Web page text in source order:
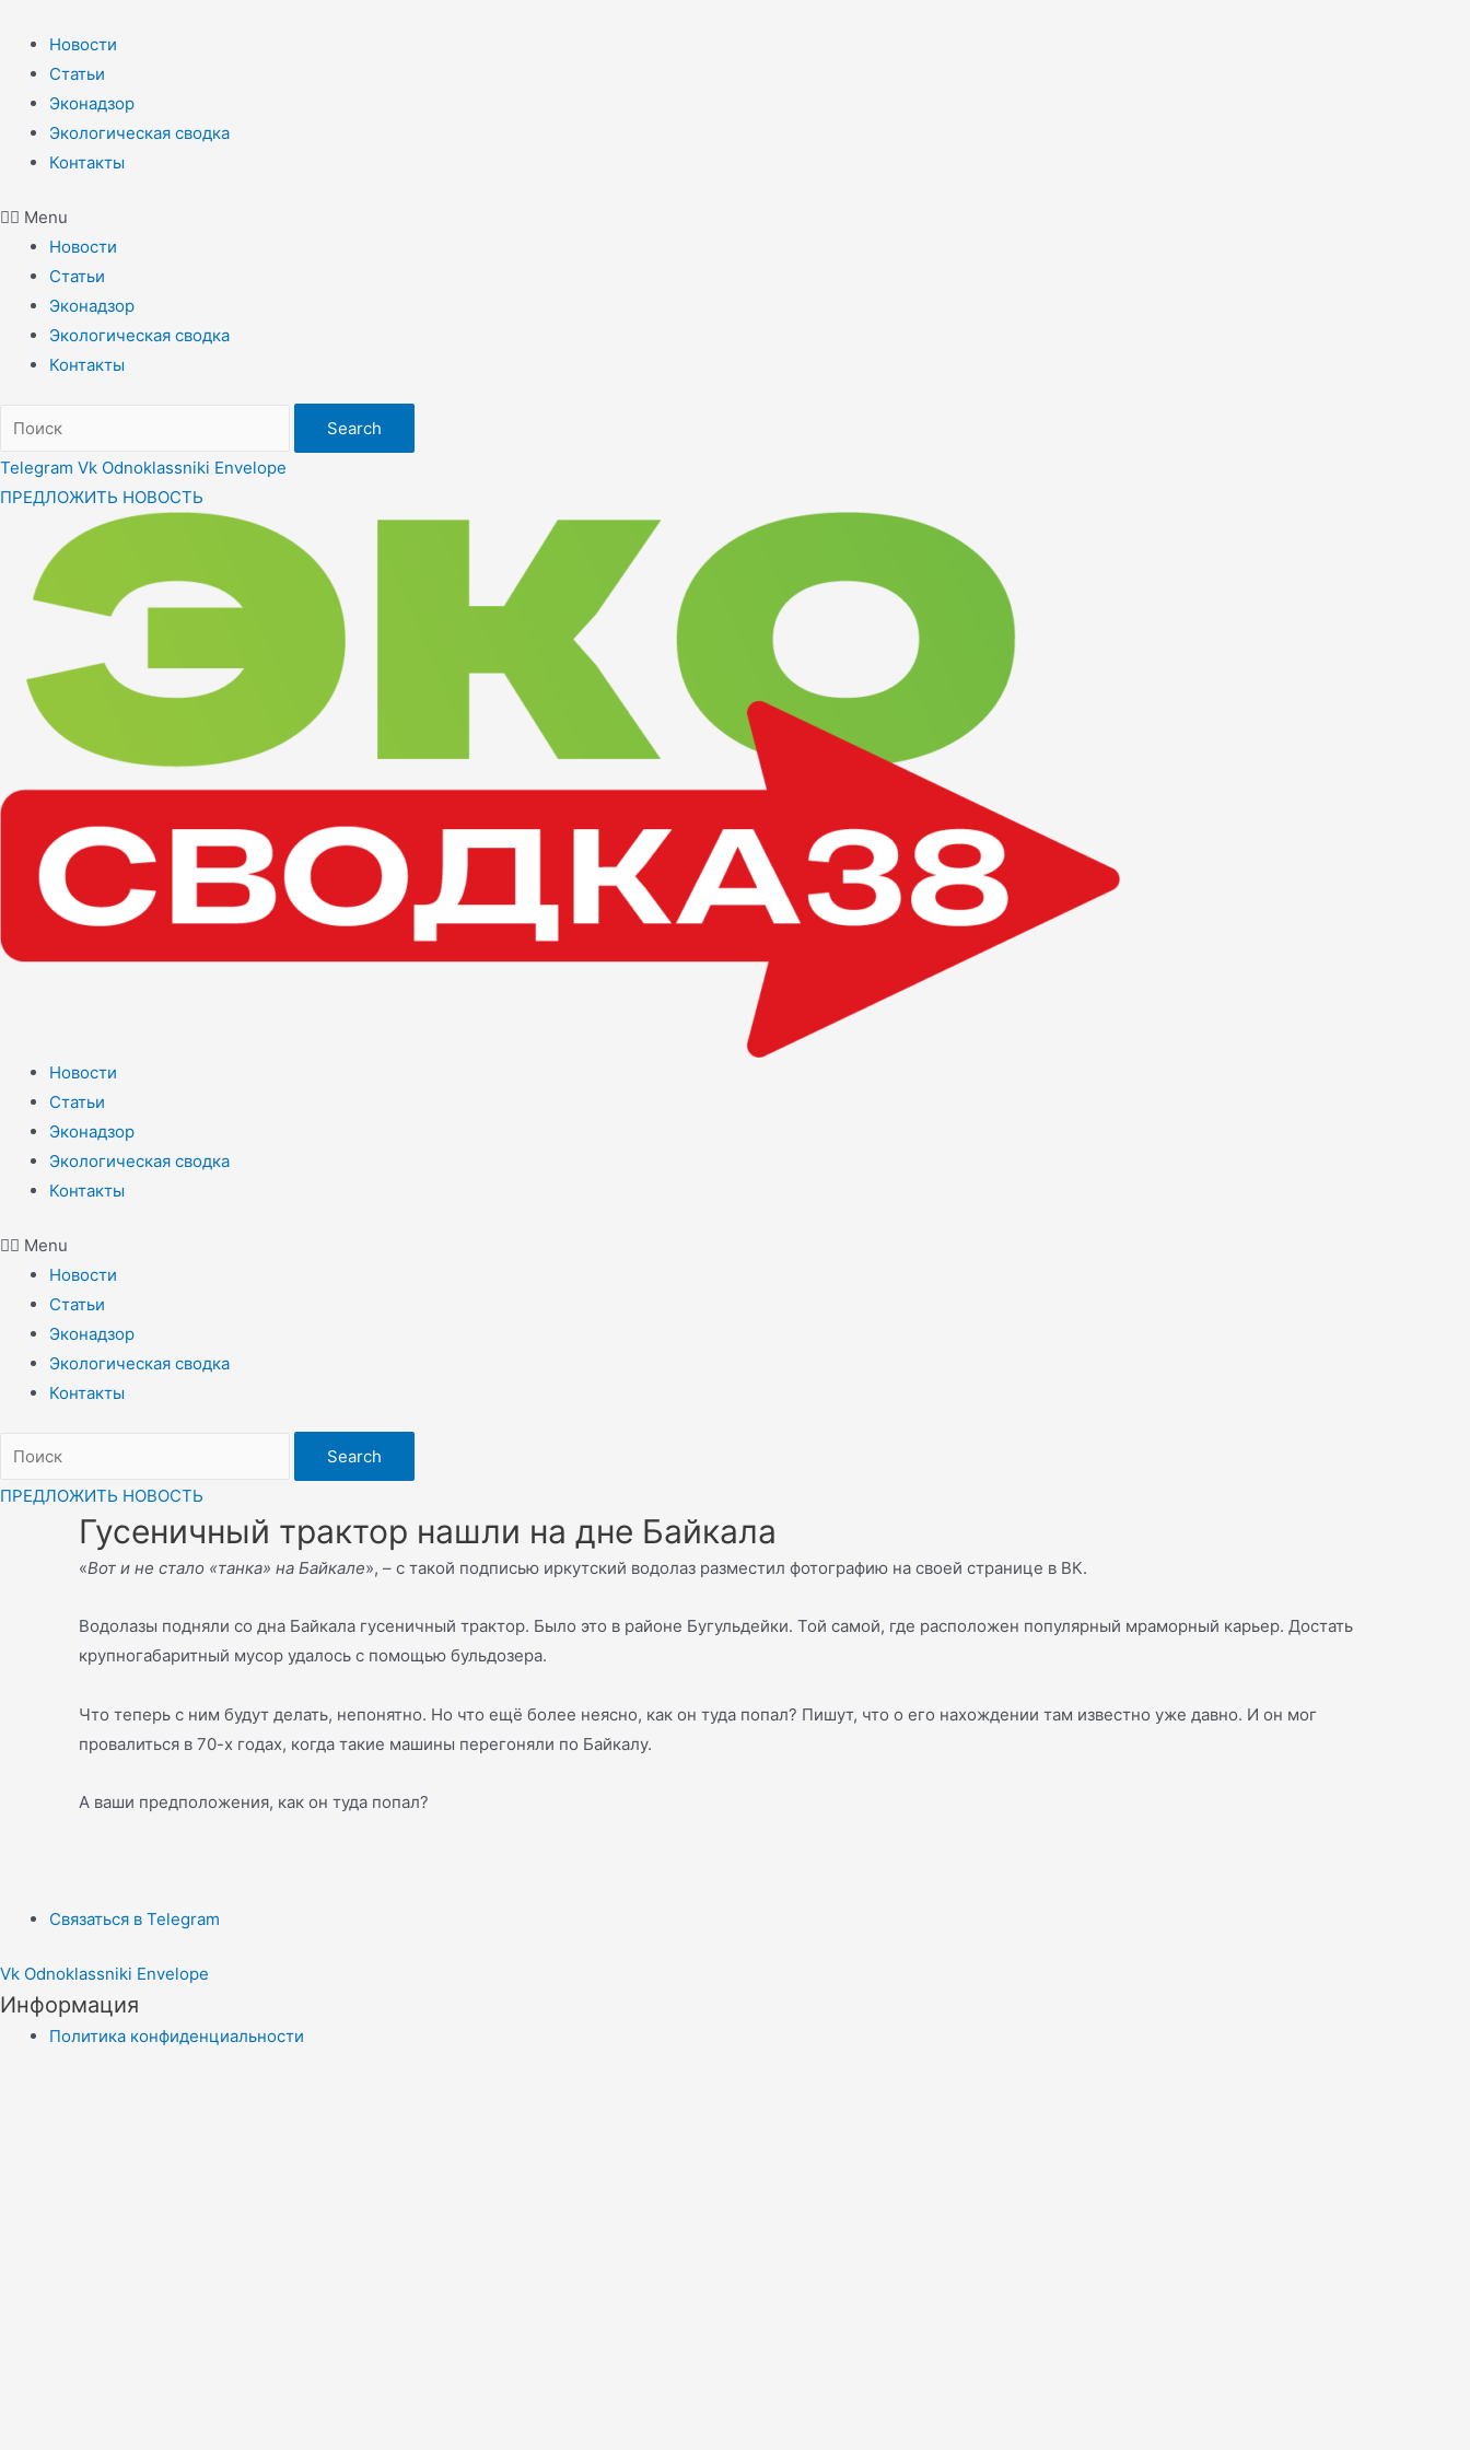
содержимому
Новости
Статьи
Эконадзор
Экологическая сводка
Контакты
Menu
Новости
Статьи
Эконадзор
Экологическая сводка
Контакты
Search
Telegram Vk Odnoklassniki Envelope
ПРЕДЛОЖИТЬ НОВОСТЬ
Новости
Статьи
Эконадзор
Экологическая сводка
Контакты
Menu
Новости
Статьи
Эконадзор
Экологическая сводка
Контакты
Search
ПРЕДЛОЖИТЬ НОВОСТЬ
Гусеничный трактор нашли на дне Байкала
«Вот и не стало «танка» на Байкале», – с такой подписью иркутский водолаз разместил фотографию на своей странице в ВК.
Водолазы подняли со дна Байкала гусеничный трактор. Было это в районе Бугульдейки. Той самой, где расположен популярный мраморный карьер. Достать
крупногабаритный мусор удалось с помощью бульдозера.
Что теперь с ним будут делать, непонятно. Но что ещё более неясно, как он туда попал? Пишут, что о его нахождении там известно уже давно. И он мог
провалиться в 70-х годах, когда такие машины перегоняли по Байкалу.
А ваши предположения, как он туда попал?
Связаться в Telegram
Vk Odnoklassniki Envelope
Информация
Политика конфиденциальности